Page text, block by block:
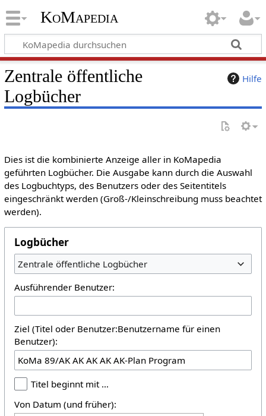
KoMapedia
Hilfe
Zentrale öffentliche
Logbücher
Dies ist die kombinierte Anzeige aller in KoMapedia
geführten Logbücher. Die Ausgabe kann durch die Auswahl
des Logbuchtyps, des Benutzers oder des Seitentitels
eingeschränkt werden (Groß-/Kleinschreibung muss beachtet
werden).
Logbücher
Zentrale öffentliche Logbücher
Ausführender Benutzer:
Ziel (Titel oder Benutzer:Benutzername für einen
Benutzer):
Titel beginnt mit …
Von Datum (und früher):